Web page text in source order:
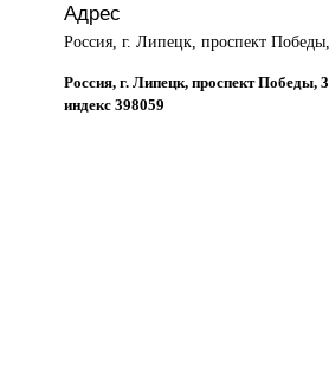
Адрес
Россия, г. Липецк, проспект
Россия, г. Липецк, проспект Победы,
индекс 398059